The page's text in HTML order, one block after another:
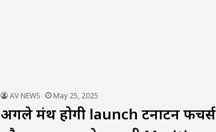
AV NEWS May 25, 2025
अगले मंथ होगी launch टनाटन फीचर्स